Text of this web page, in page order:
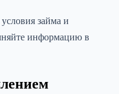
займа и
информацию в